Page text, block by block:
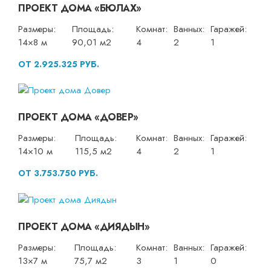
ПРОЕКТ ДОМА «БЮЛАХ»
Размеры:
14×8 м
Площадь:
90,01 м2
Комнат:
4
Ванных:
2
Гаражей:
1
ОТ 2.925.325 РУБ.
ПРОЕКТ ДОМА «ДОВЕР»
Размеры:
14×10 м
Площадь:
115,5 м2
Комнат:
4
Ванных:
2
Гаражей:
1
ОТ 3.753.750 РУБ.
ПРОЕКТ ДОМА «ДИЯДЫН»
Размеры:
13×7 м
Площадь:
75,7 м2
Комнат:
3
Ванных:
1
Гаражей:
0